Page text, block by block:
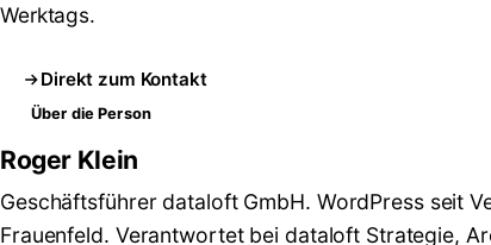
Werktags.
Direkt zum Kontakt
Über die Person
Roger Klein
Geschäftsführer dataloft GmbH. WordPress seit
Frauenfeld. Verantwortet bei dataloft Strategie,